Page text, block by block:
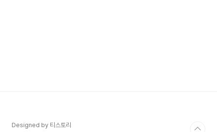
Designed by 티스토리